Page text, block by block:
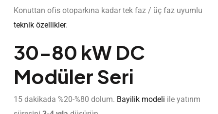
Konuttan ofis otoparkına kadar tek faz / üç faz uyumlu
teknik özellikler.
30-80 kW DC
Modüler Seri
15 dakikada %20-%80 dolum. Bayilik modeli ile yatırım